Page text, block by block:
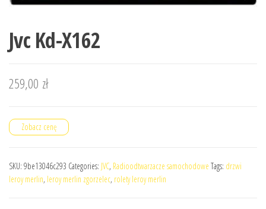
Jvc Kd-X162
259,00 zł
Zobacz cenę
SKU: 9be13046c293 Categories: JVC, Radioodtwarzacze samochodowe Tags: drzwi
leroy merlin, leroy merlin zgorzelec, rolety leroy merlin